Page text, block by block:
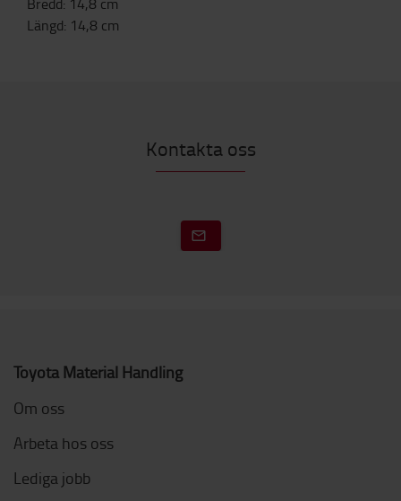
Längd: 14,8 cm
Kontakta oss
Toyota Material Handling
Om oss
Arbeta hos oss
Lediga jobb